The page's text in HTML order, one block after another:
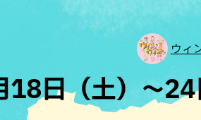
アジア・エスニック
イタリアン
フレンチ
・焼肉 焼鳥・串料理
肉料理 居酒屋・バー
アート
ホテル
サウナ 公園
ウィ
日（土）～24